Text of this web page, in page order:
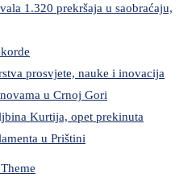
1.320 prekršaja u saobraćaju,
prosvjete, nauke i inovacija
u Crnoj Gori
Kurtija, opet prekinuta
u Prištini